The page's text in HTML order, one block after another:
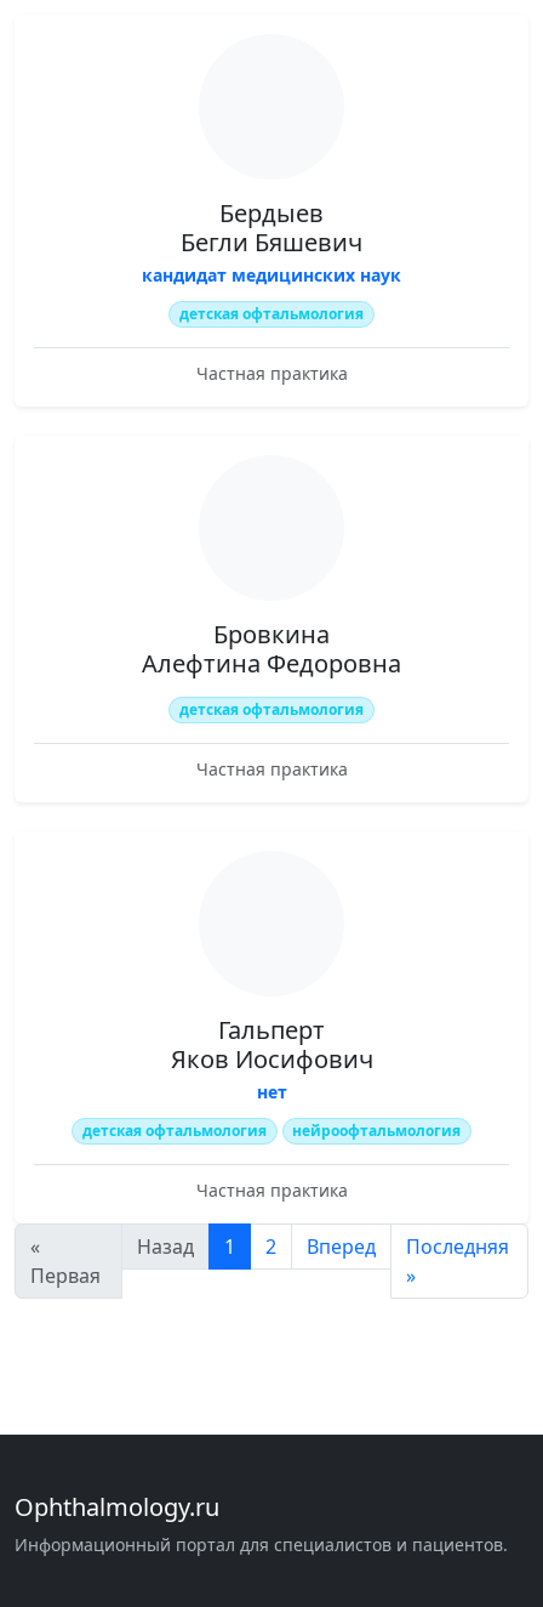
Бердыев
Бегли Бяшевич
кандидат медицинских наук
детская офтальмология
Частная практика
Бровкина
Алефтина Федоровна
детская офтальмология
Частная практика
Гальперт
Яков Иосифович
нет
детская офтальмология нейроофтальмология
Частная практика
«
Первая
Назад 1 2 Вперед
Последняя
»
Ophthalmology.ru
Информационный портал для специалистов и пациентов.